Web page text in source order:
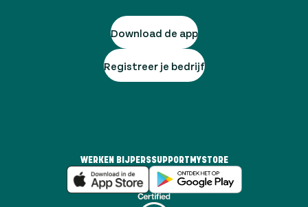
Download de app
Registreer je bedrijf
WERKEN BIJPERSSUPPORT MYSTORE